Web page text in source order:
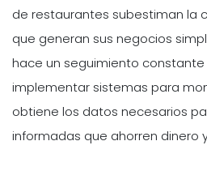
de restaurantes subestiman la
que generan sus negocios
hace un seguimiento constante
implementar sistemas para
obtiene los datos necesarios
informadas que ahorren dinero